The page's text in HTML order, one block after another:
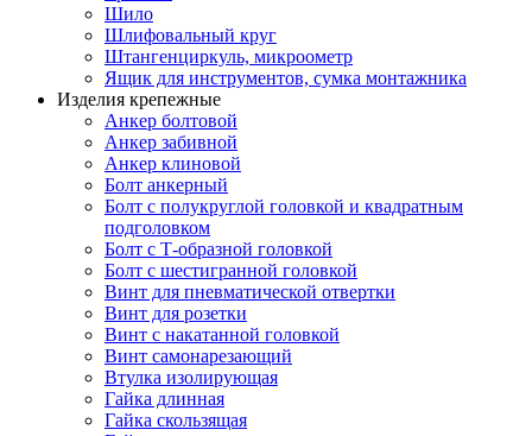
Шило
Шлифовальный круг
Штангенциркуль, микроометр
Ящик для инструментов, сумка монтажника
Изделия крепежные
Анкер болтовой
Анкер забивной
Анкер клиновой
Болт анкерный
Болт с полукруглой головкой и квадратным
подголовком
Болт с Т-образной головкой
Болт с шестигранной головкой
Винт для пневматической отвертки
Винт для розетки
Винт с накатанной головкой
Винт самонарезающий
Втулка изолирующая
Гайка длинная
Гайка скользящая